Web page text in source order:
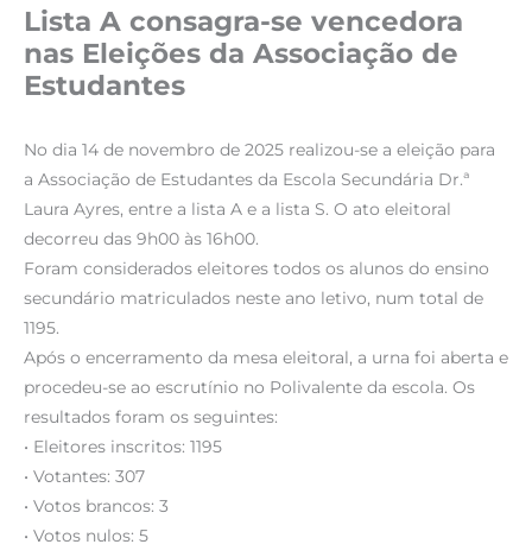
Lista A consagra-se vencedora
nas Eleições da Associação de
Estudantes
No dia 14 de novembro de 2025 realizou-se a eleição para
a Associação de Estudantes da Escola Secundária Dr.ª
Laura Ayres, entre a lista A e a lista S. O ato eleitoral
decorreu das 9h00 às 16h00.
Foram considerados eleitores todos os alunos do ensino
secundário matriculados neste ano letivo, num total de
1195.
Após o encerramento da mesa eleitoral, a urna foi aberta e
procedeu-se ao escrutínio no Polivalente da escola. Os
resultados foram os seguintes:
• Eleitores inscritos: 1195
• Votantes: 307
• Votos brancos: 3
• Votos nulos: 5